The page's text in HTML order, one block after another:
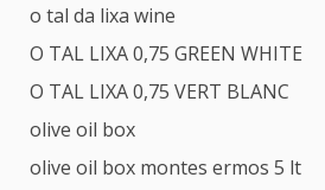
o tal da lixa wine
O TAL LIXA 0,75 GREEN WHITE
O TAL LIXA 0,75 VERT BLANC
olive oil box
olive oil box montes ermos 5 lt